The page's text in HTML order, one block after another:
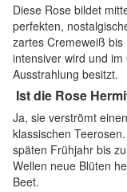
Diese Rose bildet
perfekten,
zartes Cremeweiß
intensiver wird und
Ausstrahlung besitzt.
Ist die Rose
Ja, sie verströmt
klassischen
späten Frühjahr bis
Wellen neue Blüten
Beet.